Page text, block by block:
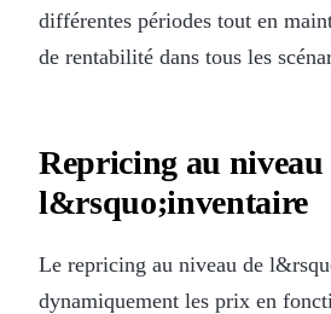
différentes périodes tout en
de rentabilité dans tous les
Repricing au niveau
l&rsquo;inventaire
Le repricing au niveau de
dynamiquement les prix en